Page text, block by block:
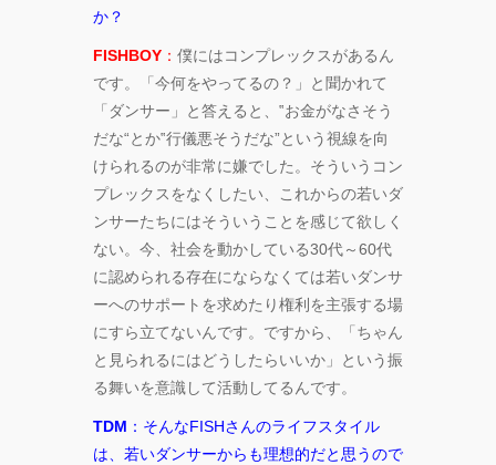
か？
FISHBOY ： 僕にはコンプレックスがあるん
です。「今何をやってるの？」と聞かれて
「ダンサー」と答えると、‟お金がなさそう
だな“とか‟行儀悪そうだな”という視線を向
けられるのが非常に嫌でした。そういうコン
プレックスをなくしたい、これからの若いダ
ンサーたちにはそういうことを感じて欲しく
ない。今、社会を動かしている30代～60代
に認められる存在にならなくては若いダンサ
ーへのサポートを求めたり権利を主張する場
にすら立てないんです。ですから、「ちゃん
と見られるにはどうしたらいいか」という振
る舞いを意識して活動してるんです。
TDM ：そんなFISHさんのライフスタイル
は、若いダンサーからも理想的だと思うので